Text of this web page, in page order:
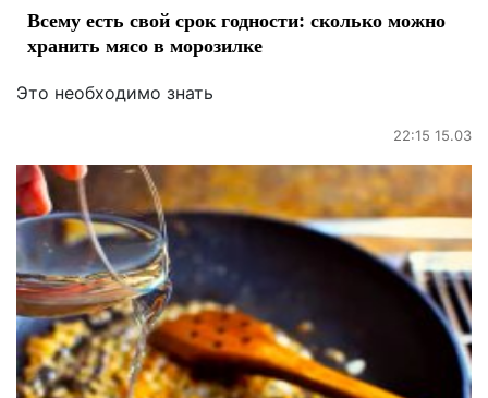
Всему есть свой срок годности: сколько можно
хранить мясо в морозилке
Это необходимо знать
22:15 15.03